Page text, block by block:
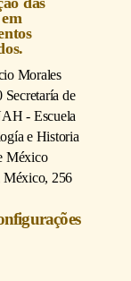
Morales
Secretaría de
- Escuela
e Historia
México
256